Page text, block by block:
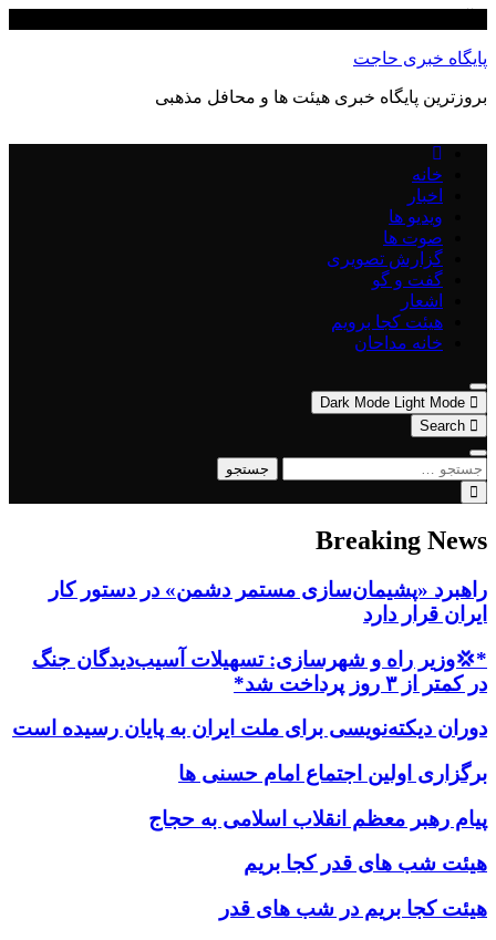
content
پایگاه خبری حاجت
بروزترین پایگاه‌ خبری هیئت ها و محافل مذهبی
خانه
اخبار
ویدیو ها
صوت ها
گزارش تصویری
گفت و گو
اشعار
هیئت کجا برویم
خانه مداحان
Dark Mode Light Mode
Search
جستجو
برای:
Breaking News
راهبرد «پشیمان‌سازی مستمر دشمن» در دستور کار
ایران قرار دارد
*💢وزیر راه و شهرسازی: تسهیلات آسیب‌دیدگان جنگ
در کمتر از ۳ روز پرداخت شد*
دوران دیکته‌نویسی برای ملت ایران به پایان رسیده است
برگزاری اولین اجتماع امام حسنی ها
پیام رهبر معظم انقلاب اسلامی به حجاج
هیئت شب های قدر کجا بریم
هیئت کجا بریم در شب های قدر